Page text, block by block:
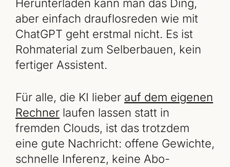
Herunterladen kann man das Ding,
aber einfach drauflosreden wie mit
ChatGPT geht erstmal nicht. Es ist
Rohmaterial zum Selberbauen, kein
fertiger Assistent.
Für alle, die KI lieber auf dem eigenen
Rechner laufen lassen statt in
fremden Clouds, ist das trotzdem
eine gute Nachricht: offene Gewichte,
schnelle Inferenz, keine Abo-